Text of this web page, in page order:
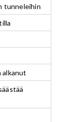
tunneleihin
alkanut